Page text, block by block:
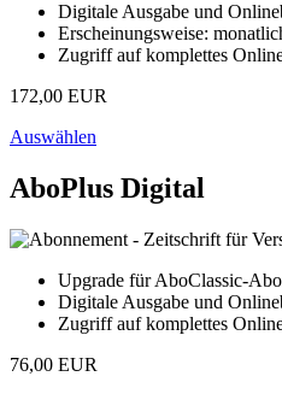
Digitale Ausgabe und
Erscheinungsweise:
Zugriff auf komplettes
172,00 EUR
Auswählen
AboPlus Digital
Upgrade für AboClassic-
Digitale Ausgabe und
Zugriff auf komplettes
76,00 EUR